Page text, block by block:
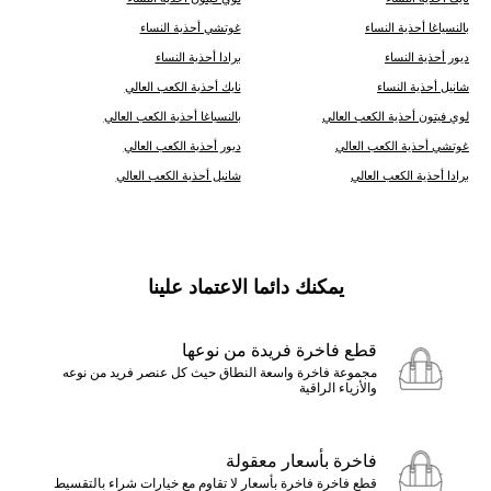
ب‍‍النسياغا أحذية النساء غوتشي أحذية النساء
ديور أحذية النساء برادا أحذية النساء
شانيل أحذية النساء نايك أحذية الكعب العالي
لوي فيتون أحذية الكعب العالي ب‍‍النسياغا أحذية الكعب العالي
غوتشي أحذية الكعب العالي ديور أحذية الكعب العالي
برادا أحذية الكعب العالي شانيل أحذية الكعب العالي
يمكنك دائما الاعتماد علينا
قطع فاخرة فريدة من نوعها
مجموعة فاخرة واسعة النطاق حيث كل عنصر فريد من نوعه
والأزياء الراقية
فاخرة بأسعار معقولة
قطع فاخرة فاخرة بأسعار لا تقاوم مع خيارات شراء بالتقسيط